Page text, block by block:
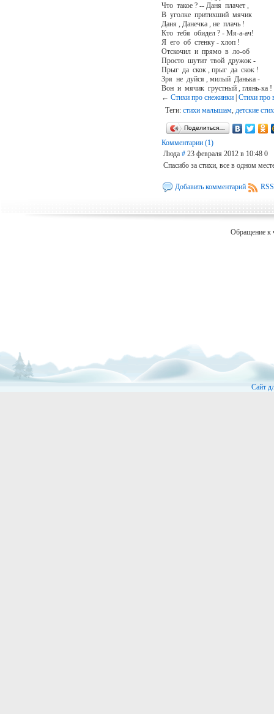
Что такое ? -- Даня плачет ,
В уголке притихший мячик
Даня , Данечка , не плачь !
Кто тебя обидел ? - Мя-а-ач!
Я его об стенку - хлоп !
Отскочил и прямо в ло-об
Просто шутит твой дружок -
Прыг да скок , прыг да скок !
Зря не дуйся , милый Данька -
Вон и мячик грустный , глянь-ка !
← Стихи про снежинки| Стихи про
Теги: стихи малышам, детские
Поделиться…
Комментарии (1)
Люда # 23 февраля 2012 в 10:48 0
Спасибо за стихи, все в одном
Добавить комментарий
Обращение к
Сайт